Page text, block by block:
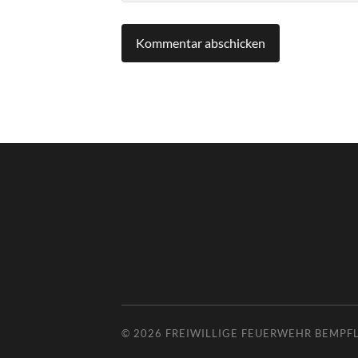
© 2026 FREIWILLIGE FEUERWEHR